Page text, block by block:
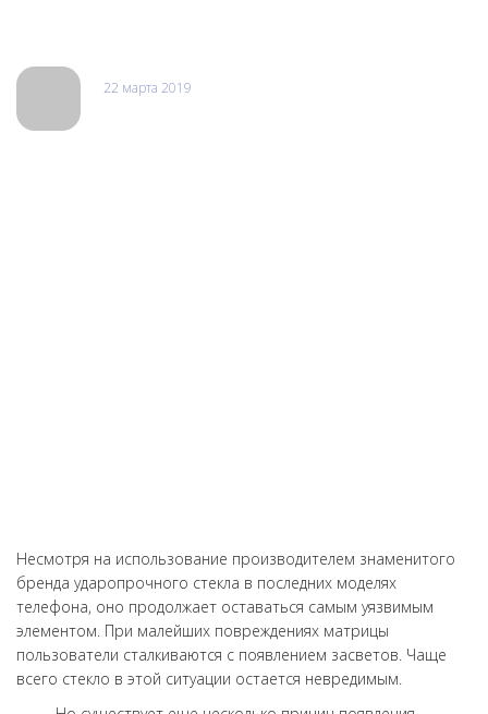
22 марта 2019
Несмотря на использование производителем знаменитого
бренда ударопрочного стекла в последних моделях
телефона, оно продолжает оставаться самым уязвимым
элементом. При малейших повреждениях матрицы
пользователи сталкиваются с появлением засветов. Чаще
всего стекло в этой ситуации остается невредимым.